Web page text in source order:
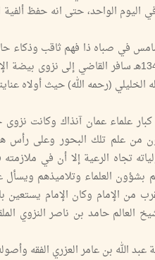
اليوم الواحد، حتى انه حفظ
في صباه ذا فهم ثاقب وذكاء حاد
في زمانه وفي سنة 1343هـ سافر القاضي
الخليلي (رحمه الله) حيث أولاه
علماء عمان آنذاك وكانت
من علم تلك البحور وعلى رأس
تجاه الرعية إلا أن في
بشؤون العلماء وتلاميذهم
من الإمام وكان الإمام
العالم حامد بن ناصر النزوي
عبد الله بن عامر العزري الفقه